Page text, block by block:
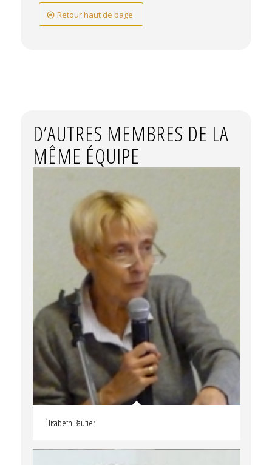
Retour haut de page
D’AUTRES MEMBRES DE LA
MÊME ÉQUIPE
Élisabeth Bautier